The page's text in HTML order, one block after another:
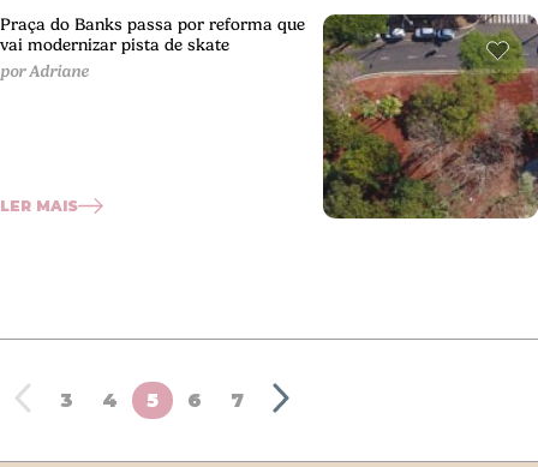
Praça do Banks passa por reforma que
vai modernizar pista de skate
por Adriane
LER MAIS
3 4 5 6 7